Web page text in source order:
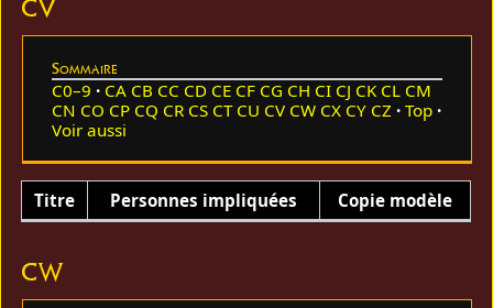
CV
Sommaire
C0–9 CA CB CC CD CE CF CG CH CI CJ CK CL CM
CN CO CP CQ CR CS CT CU CV CW CX CY CZ
Top
Voir aussi
Titre Personnes impliquées Copie modèle
CW